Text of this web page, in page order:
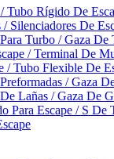
Tubo Rígido De
/ Silenciadores De
Turbo / Gaza De
/ Terminal De
/ Tubo Flexible De
/ Gaza
Lañas / Gaza De
Para Escape / S